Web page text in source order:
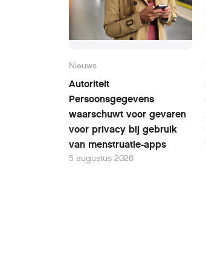
Nieuws
Autoriteit
Persoonsgegevens
waarschuwt voor gevaren
voor privacy bij gebruik
van menstruatie-apps
5 augustus 2026